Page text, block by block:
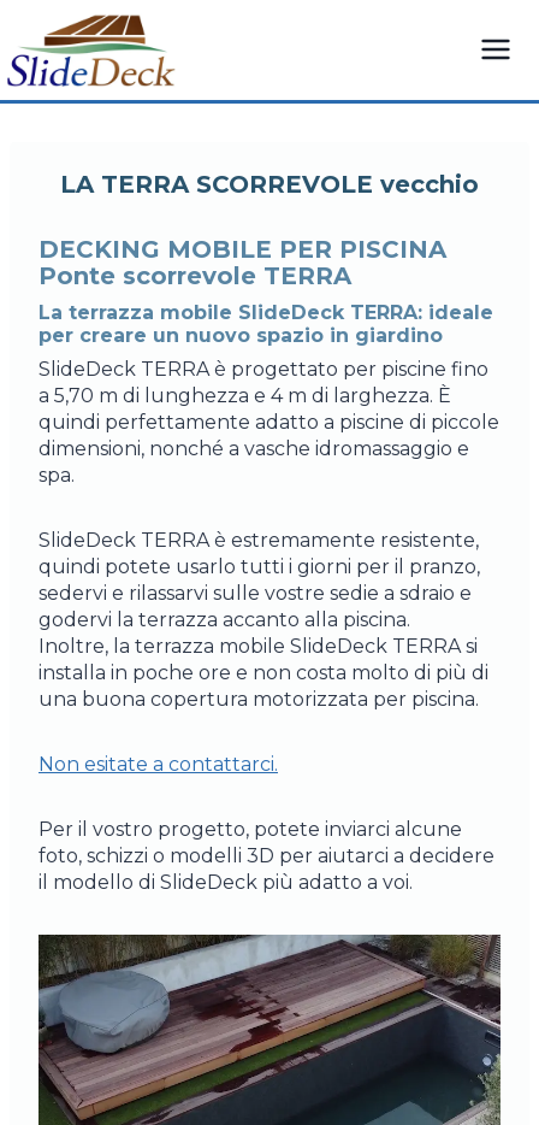
contenuto
LA TERRA SCORREVOLE vecchio
DECKING MOBILE PER PISCINA
Ponte scorrevole TERRA
La terrazza mobile SlideDeck TERRA: ideale
per creare un nuovo spazio in giardino
SlideDeck TERRA è progettato per piscine fino
a 5,70 m di lunghezza e 4 m di larghezza. È
quindi perfettamente adatto a piscine di piccole
dimensioni, nonché a vasche idromassaggio e
spa.
SlideDeck TERRA è estremamente resistente,
quindi potete usarlo tutti i giorni per il pranzo,
sedervi e rilassarvi sulle vostre sedie a sdraio e
godervi la terrazza accanto alla piscina.
Inoltre, la terrazza mobile SlideDeck TERRA si
installa in poche ore e non costa molto di più di
una buona copertura motorizzata per piscina.
Non esitate a contattarci.
Per il vostro progetto, potete inviarci alcune
foto, schizzi o modelli 3D per aiutarci a decidere
il modello di SlideDeck più adatto a voi.